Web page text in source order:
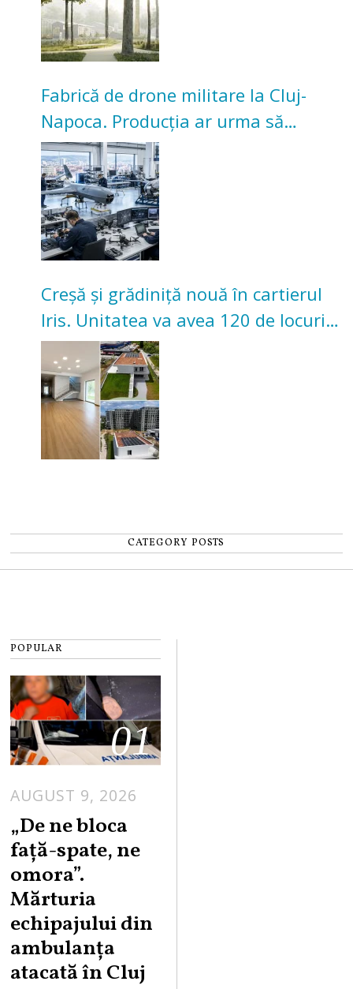
Fabrică de drone militare la Cluj-
Napoca. Producția ar urma să
înceapă în toamna acestui an
Creșă și grădiniță nouă în cartierul
Iris. Unitatea va avea 120 de locuri
pentru copii
CATEGORY POSTS
POPULAR
01
AUGUST 9, 2026
„De ne bloca
față-spate, ne
omora”.
Mărturia
echipajului din
ambulanța
atacată în Cluj